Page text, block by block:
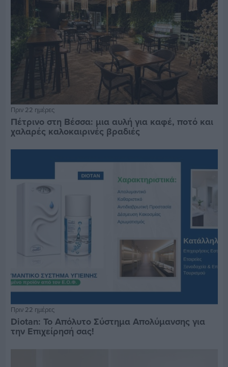
Πριν 22 ημέρες
Πέτρινο στη Βέσσα: μια αυλή για καφέ, ποτό και
χαλαρές καλοκαιρινές βραδιές
Πριν 22 ημέρες
Diotan: Το Απόλυτο Σύστημα Απολύμανσης για
την Επιχείρησή σας!